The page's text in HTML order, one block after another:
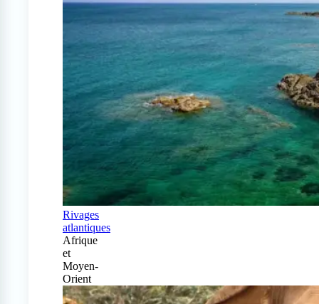
Rivages
atlantiques
Afrique
et
Moyen-
Orient